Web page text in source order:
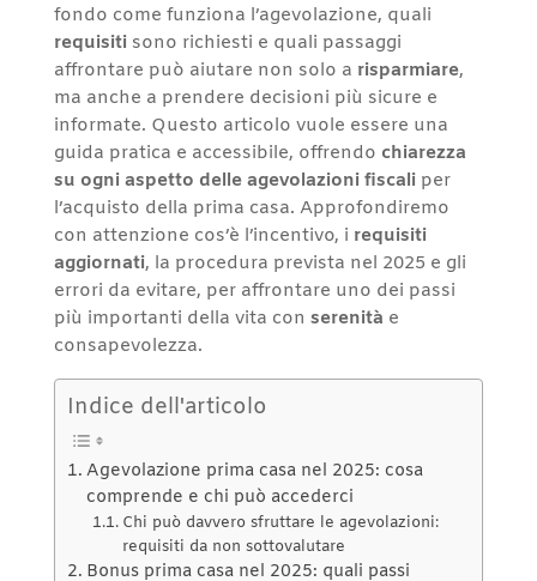
fondo come funziona l’agevolazione, quali
requisitisono richiesti e quali passaggi
affrontare può aiutare non solo a risparmiare,
ma anche a prendere decisioni più sicure e
informate. Questo articolo vuole essere una
guida pratica e accessibile, offrendo chiarezza
su ogni aspetto delle agevolazioni fiscaliper
l’acquisto della prima casa. Approfondiremo
con attenzione cos’è l’incentivo, i requisiti
aggiornati, la procedura prevista nel 2025 e gli
errori da evitare, per affrontare uno dei passi
più importanti della vita con serenità e
consapevolezza.
Indice dell'articolo
Agevolazione prima casa nel 2025: cosa
comprende e chi può accederci
Chi può davvero sfruttare le agevolazioni:
requisiti da non sottovalutare
Bonus prima casa nel 2025: quali passi